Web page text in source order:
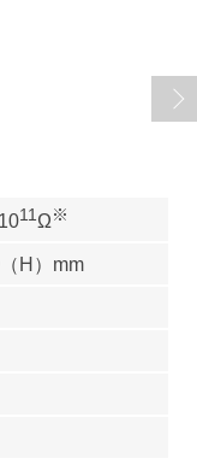
11 Ω ※
H）mm